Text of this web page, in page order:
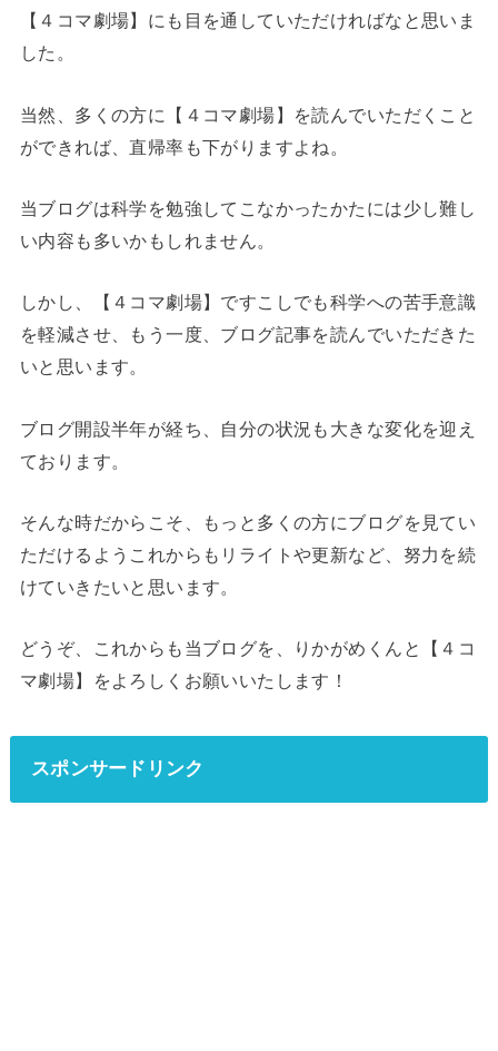
【４コマ劇場】にも目を通していただければなと思いま
した。
当然、多くの方に【４コマ劇場】を読んでいただくこと
ができれば、直帰率も下がりますよね。
当ブログは科学を勉強してこなかったかたには少し難し
い内容も多いかもしれません。
しかし、【４コマ劇場】ですこしでも科学への苦手意識
を軽減させ、もう一度、ブログ記事を読んでいただきた
いと思います。
ブログ開設半年が経ち、自分の状況も大きな変化を迎え
ております。
そんな時だからこそ、もっと多くの方にブログを見てい
ただけるようこれからもリライトや更新など、努力を続
けていきたいと思います。
どうぞ、これからも当ブログを、りかがめくんと【４コ
マ劇場】をよろしくお願いいたします！
スポンサードリンク